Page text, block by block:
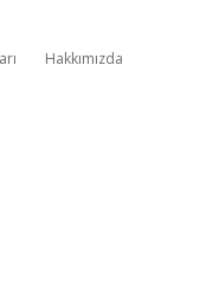
Hakkımızda